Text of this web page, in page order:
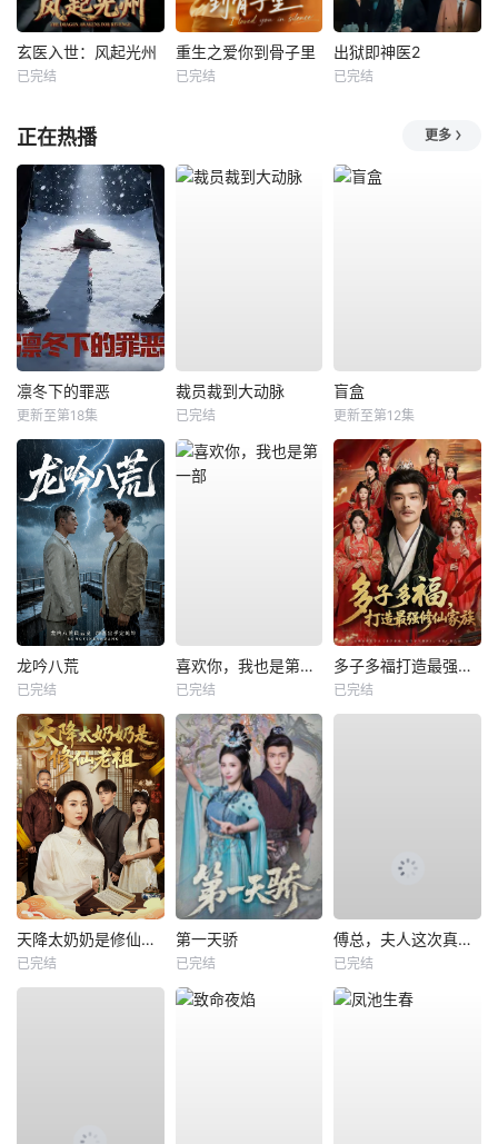
玄医入世：风起光州
已完结
重生之爱你到骨子里
已完结
出狱即神医2
已完结
正在热播 更多
凛冬下的罪恶
更新至第18集
裁员裁到大动脉
已完结
盲盒
更新至第12集
龙吟八荒
已完结
喜欢你，我也是第一部
已完结
多子多福打造最强修仙家族
已完结
天降太奶奶是修仙老祖
已完结
第一天骄
已完结
傅总，夫人这次真的死了
已完结